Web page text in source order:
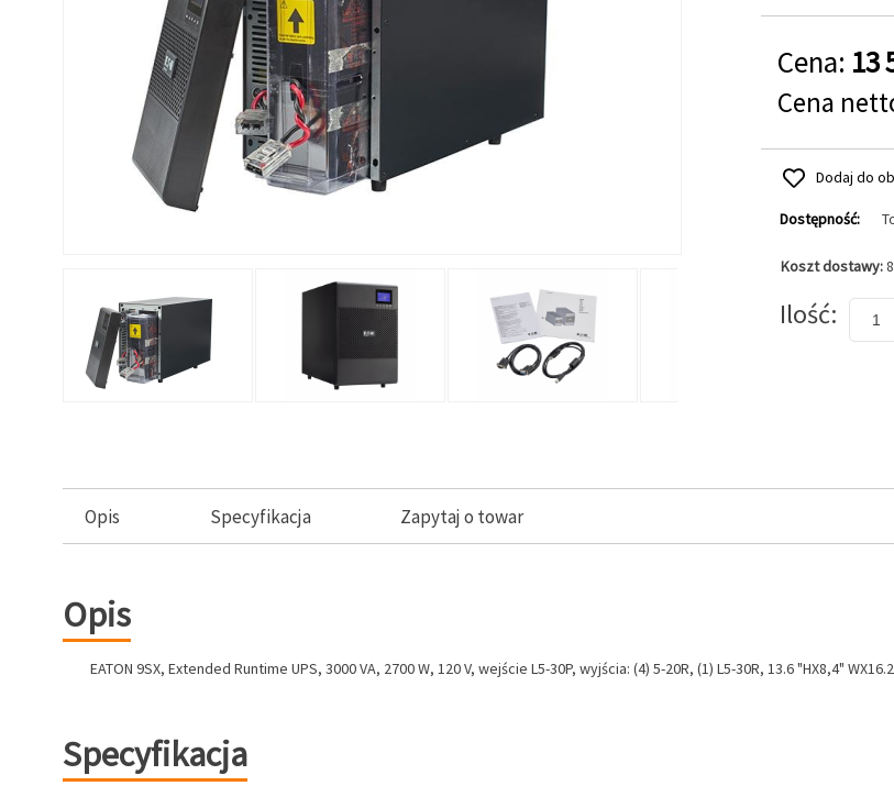
Cena: 13
Cena
Dodaj do
Dostępność:
Koszt dostawy:
Ilość
Opis Specyfikacja Zapytaj o towar
Opis
EATON 9SX, Extended Runtime UPS, 3000 VA, 2700 W, 120 V, wejście L5-30P, wyjścia: (4) 5-20R, (1) L5-30R, 13.6 "HX8,4"
Specyfikacja